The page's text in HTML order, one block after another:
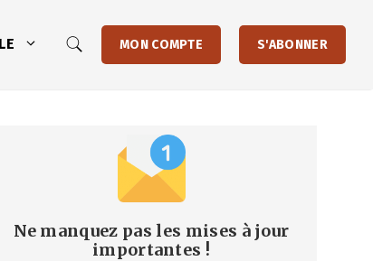
MON COMPTE S'ABONNER
Ne manquez pas les mises à jour
importantes !